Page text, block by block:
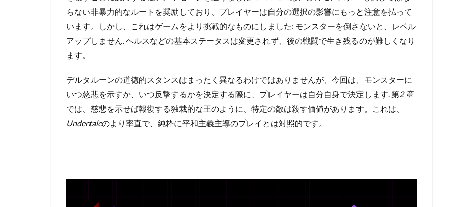
らない非暴力的なルートを奨励しており、プレイヤーは自分の選択の影響にもっと注意を払って
います。
しかし、これはゲームをより挑戦的なものにしました: モンスターを倒さないと、レベル
アップしません. ヘルスなどの基本ステータスは変更されず、後の戦闘で生き残るのが難しくなり
ます。
デルタルーンの道徳的スタンスはまったく異なるわけではありませんが、今回は、モンスターに
いつ慈悲を示すか、いつ反撃するかを決定する際に、プレイヤーは自分自身で決定します. 第2 章
では、慈悲を示せば報復する独裁的な王のように、特定の敵は殺す価値があります。
これは、
Undertaleのより率直で、純粋に平和主義主導のプレイとは対照的です。